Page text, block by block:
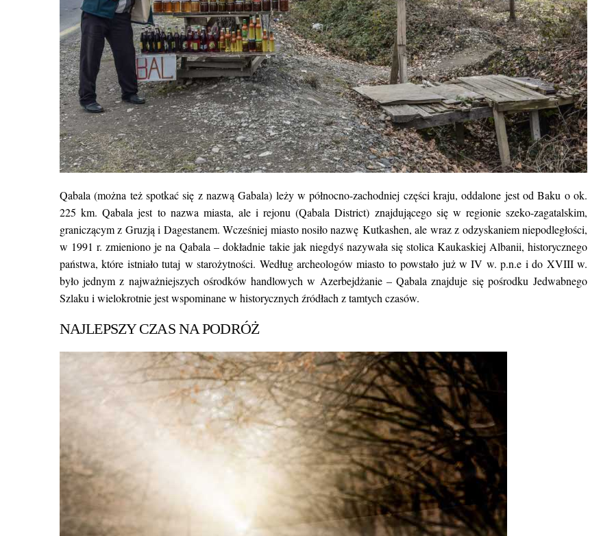
Qabala (można też spotkać się z nazwą Gabala) leży w północno-zachodniej części kraju, oddalone jest od Baku o ok.
225 km.Qabala jest to nazwa miasta, ale i rejonu (Qabala District) znajdującego się w regionie szeko-zagatalskim,
graniczącym z Gruzją i Dagestanem. Wcześniej miasto nosiło nazwę Kutkashen, ale wraz z odzyskaniem niepodległości,
w 1991 r. zmieniono je na Qabala – dokładnie takie jak niegdyś nazywała się stolica Kaukaskiej Albanii, historycznego
państwa, które istniało tutaj w starożytności. Według archeologów miasto to powstało już w IV w. p.n.e i do XVIII w.
było jednym z najważniejszych ośrodków handlowych w Azerbejdżanie – Qabala znajduje się pośrodku Jedwabnego
Szlaku i wielokrotnie jest wspominane w historycznych źródłach z tamtych czasów.
NAJLEPSZY CZAS NA PODRÓŻ
Kuba. Wycieczka objazdowa: na
rękę vs z biurem podróży. Plan